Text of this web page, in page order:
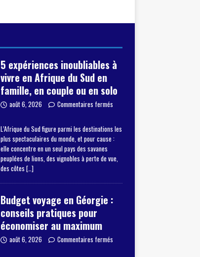
5 expériences inoubliables à
vivre en Afrique du Sud en
famille, en couple ou en solo
août 6, 2026 Commentaires fermés
L’Afrique du Sud figure parmi les destinations les
plus spectaculaires du monde, et pour cause :
elle concentre en un seul pays des savanes
peuplées de lions, des vignobles à perte de vue,
des côtes […]
Budget voyage en Géorgie :
conseils pratiques pour
économiser au maximum
août 6, 2026 Commentaires fermés